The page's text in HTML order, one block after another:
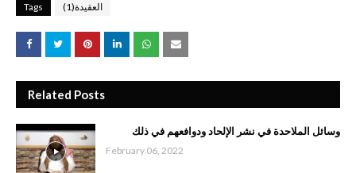
Tags العقيدة(1)
Related Posts
وسائل الملاحدة في نشر الإلحاد ودوافعهم في ذلك
February 06, 2022